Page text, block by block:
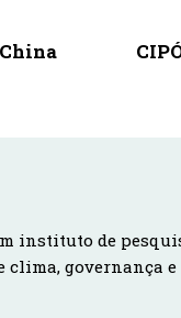
instituto de
clima, governança